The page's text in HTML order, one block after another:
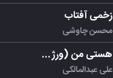
زخمی آفتاب
محسن چاوشی
هستی من (ورژن جدید)
علی عبدالمالکی